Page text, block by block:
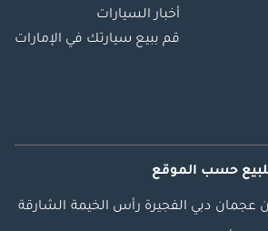
أخبار السيارات
قم ببيع سيارتك في الإمارات
حسب الموقع
عجمان دبي الفجيرة رأس الخيمة الشارقة